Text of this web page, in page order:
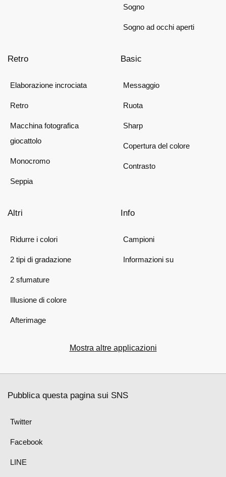
Sogno
Sogno ad occhi aperti
Retro
Elaborazione incrociata
Retro
Macchina fotografica
giocattolo
Monocromo
Seppia
Basic
Messaggio
Ruota
Sharp
Copertura del colore
Contrasto
Altri
Ridurre i colori
2 tipi di gradazione
2 sfumature
Illusione di colore
Afterimage
Info
Campioni
Informazioni su
Mostra altre applicazioni
Pubblica questa pagina sui SNS
Twitter
Facebook
LINE